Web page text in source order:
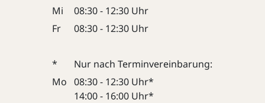
Mi
08:30 - 12:30 Uhr
Fr
08:30 - 12:30 Uhr
*
Nur nach Terminvereinbarung:
Mo 08:30 - 12:30 Uhr*
14:00 - 16:00 Uhr*